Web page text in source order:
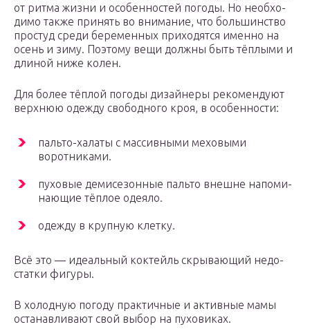
от рит­ма жиз­ни и осо­бен­но­стей пого­ды. Но необ­хо­
ди­мо так­же при­нять во вни­ма­ние, что боль­шин­ство
про­студ сре­ди бере­мен­ных при­хо­дят­ся имен­но на
осень и зиму. Поэто­му вещи долж­ны быть тёп­лы­ми и
дли­ной ниже колен.
Для более тёп­лой пого­ды дизай­не­ры реко­мен­ду­ют
верх­нюю одеж­ду сво­бод­но­го кроя, в особенности:
паль­то-хала­ты с мас­сив­ны­ми мехо­вы­ми
воротниками.
пухо­вые деми­се­зон­ные паль­то внешне напо­ми­
на­ю­щие тёп­лое одеяло.
одеж­ду в круп­ную клетку.
Всё это — иде­аль­ный кок­тейль скры­ва­ю­щий недо­
стат­ки фигуры.
В холод­ную пого­ду прак­тич­ные и актив­ные мамы
оста­нав­ли­ва­ют свой выбор на пуховиках.